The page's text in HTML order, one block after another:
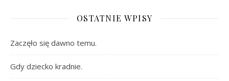
OSTATNIE WPISY
Zaczęło się dawno temu.
Gdy dziecko kradnie.